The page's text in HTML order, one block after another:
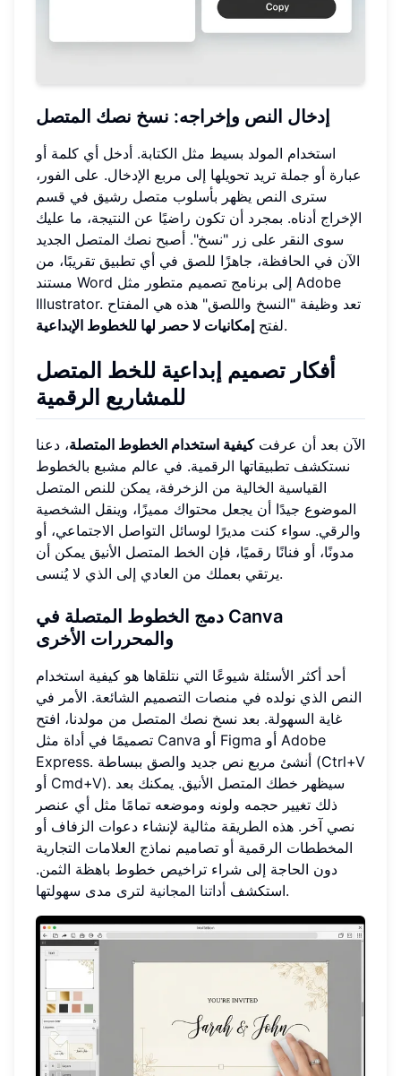
إدخال النص وإخراجه: نسخ نصك المتصل
استخدام المولد بسيط مثل الكتابة. أدخل أي كلمة أو
عبارة أو جملة تريد تحويلها إلى مربع الإدخال. على الفور،
سترى النص يظهر بأسلوب متصل رشيق في قسم
الإخراج أدناه. بمجرد أن تكون راضيًا عن النتيجة، ما عليك
سوى النقر على زر "نسخ". أصبح نصك المتصل الجديد
الآن في الحافظة، جاهزًا للصق في أي تطبيق تقريبًا، من
مستند Word إلى برنامج تصميم متطور مثل Adobe
Illustrator. تعد وظيفة "النسخ واللصق" هذه هي المفتاح
لفتح إمكانيات لا حصر لها للخطوط الإبداعية .
أفكار تصميم إبداعية للخط المتصل
للمشاريع الرقمية
الآن بعد أن عرفتكيفية استخدام الخطوط المتصلة، دعنا
نستكشف تطبيقاتها الرقمية. في عالم مشبع بالخطوط
القياسية الخالية من الزخرفة، يمكن للنص المتصل
الموضوع جيدًا أن يجعل محتواك مميزًا، وينقل الشخصية
والرقي. سواء كنت مديرًا لوسائل التواصل الاجتماعي، أو
مدونًا، أو فنانًا رقميًا، فإن الخط المتصل الأنيق يمكن أن
يرتقي بعملك من العادي إلى الذي لا يُنسى.
دمج الخطوط المتصلة في Canva
والمحررات الأخرى
أحد أكثر الأسئلة شيوعًا التي نتلقاها هو كيفية استخدام
النص الذي نولده في منصات التصميم الشائعة. الأمر في
غاية السهولة. بعد نسخ نصك المتصل من مولدنا، افتح
تصميمًا في أداة مثل Canva أو Figma أو Adobe
Express. أنشئ مربع نص جديد والصق ببساطة (Ctrl+V
أو Cmd+V). سيظهر خطك المتصل الأنيق. يمكنك بعد
ذلك تغيير حجمه ولونه وموضعه تمامًا مثل أي عنصر
نصي آخر. هذه الطريقة مثالية لإنشاء دعوات الزفاف أو
المخططات الرقمية أو تصاميم نماذج العلامات التجارية
دون الحاجة إلى شراء تراخيص خطوط باهظة الثمن.
استكشف أداتنا المجانية لترى مدى سهولتها.